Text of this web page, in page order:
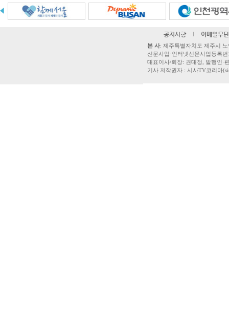
공지사항 l 이메일무
본 사: 제주특별자치도 제주시
신문사업·인터넷신문사업등록
대표이사/회장: 권대정, 발행인·
기사 저작권자 : 시사TV코리아